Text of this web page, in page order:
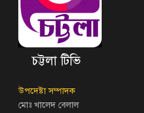
চট্টলা টিভি
উপদেষ্টা সম্পাদক
মোঃ খালেদ বেলাল